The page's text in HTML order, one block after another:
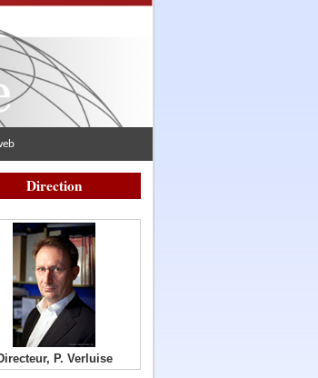
Direction
P. Verluise